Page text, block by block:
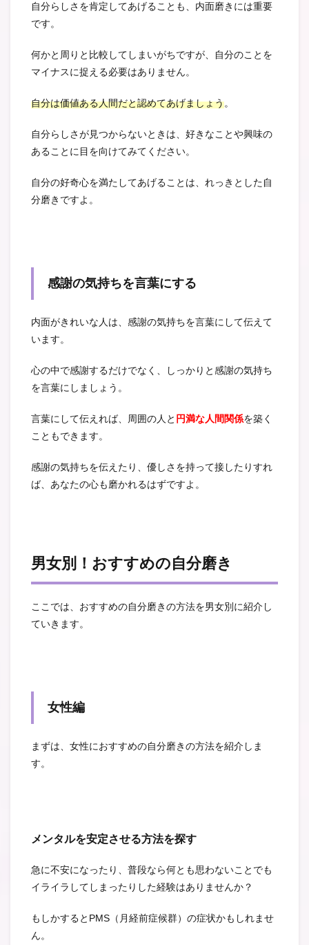
自分らしさを肯定してあげることも、内面磨きには重要
です。
何かと周りと比較してしまいがちですが、自分のことを
マイナスに捉える必要はありません。
自分は価値ある人間だと認めてあげましょう。
自分らしさが見つからないときは、好きなことや興味の
あることに目を向けてみてください。
自分の好奇心を満たしてあげることは、れっきとした自
分磨きですよ。
感謝の気持ちを言葉にする
内面がきれいな人は、感謝の気持ちを言葉にして伝えて
います。
心の中で感謝するだけでなく、しっかりと感謝の気持ち
を言葉にしましょう。
言葉にして伝えれば、周囲の人と 円満な人間関係を築く
こともできます。
感謝の気持ちを伝えたり、優しさを持って接したりすれ
ば、あなたの心も磨かれるはずですよ。
男女別！おすすめの自分磨き
ここでは、おすすめの自分磨きの方法を男女別に紹介し
ていきます。
女性編
まずは、女性におすすめの自分磨きの方法を紹介しま
す。
メンタルを安定させる方法を探す
急に不安になったり、普段なら何とも思わないことでも
イライラしてしまったりした経験はありませんか？
もしかするとPMS（月経前症候群）の症状かもしれませ
ん。